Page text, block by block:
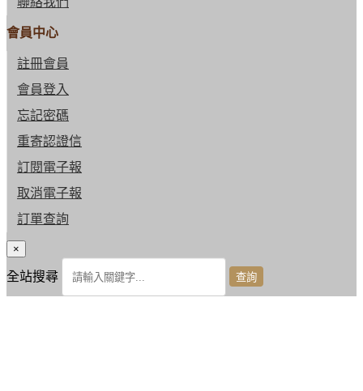
會員中心
註冊會員
會員登入
忘記密碼
重寄認證信
訂閱電子報
取消電子報
訂單查詢
×
全站搜尋